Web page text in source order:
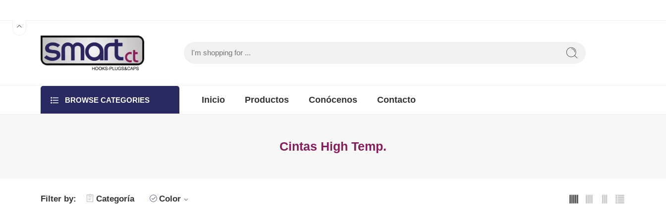
BROWSE CATEGORIES Inicio Productos Conócenos Contacto
Cintas High Temp.
Filter by: Categoría Color